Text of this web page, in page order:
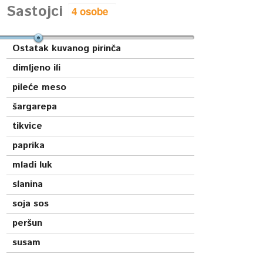
Sastojci
Ostatak kuvanog pirinča
dimljeno ili
pileće meso
šargarepa
tikvice
paprika
mladi luk
slanina
soja sos
peršun
susam